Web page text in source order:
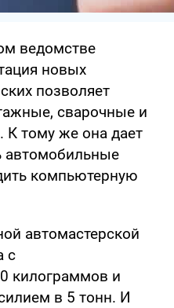
ведомстве
новых
позволяет
сварочные и
К тому же она дает
автомобильные
компьютерную
автомастерской
с
килограммов и
в 5 тонн. И